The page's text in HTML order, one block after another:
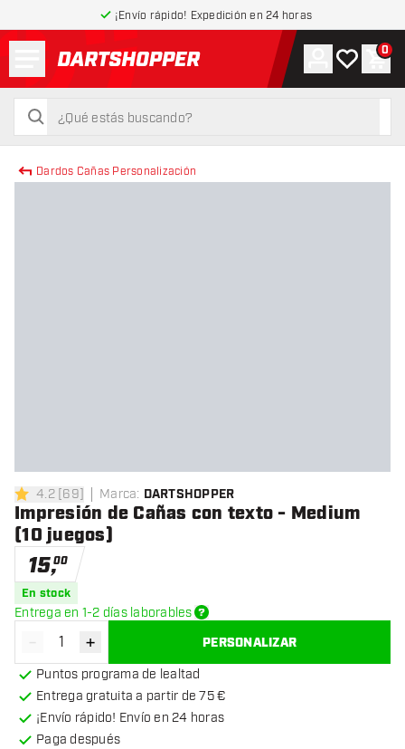
¡Envío rápido! Expedición en 24 horas
volver a la página de inicio
buscar
buscar
Cuenta
Mi lista de
0
Dardos Cañas Personalización
4.2 estrellas de puntuación
4.2[69] Marca: DARTSHOPPER
Impresión de Cañas con texto - Medium
(10 juegos)
15,00
En stock
Entrega en 1-2 días laborables
Disminuir cantidad
- Aumentar cantidad
+ PERSONALIZAR
Puntos programa de lealtad
Entrega gratuita a partir de 75 €
¡Envío rápido! Envío en 24 horas
Paga después